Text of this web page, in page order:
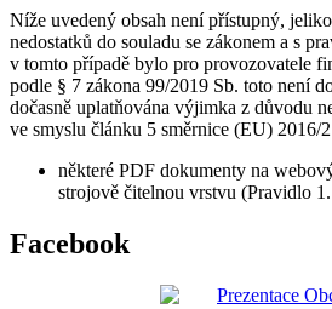
Níže uvedený obsah není přístupný,
nedostatků do souladu se zákonem a s
v tomto případě bylo pro provozovatele
podle § 7 zákona 99/2019 Sb. toto není
dočasně uplatňována výjimka z důvodu
ve smyslu článku 5 směrnice (EU) 2016/
některé PDF dokumenty na
strojově čitelnou vrstvu (Pravidlo
Facebook